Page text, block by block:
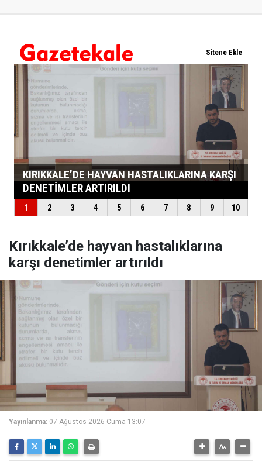
Kırıkkale’de hayvan hastalıklarına
karşı denetimler artırıldı
Yayınlanma: 07 Ağustos 2026 Cuma 13:07